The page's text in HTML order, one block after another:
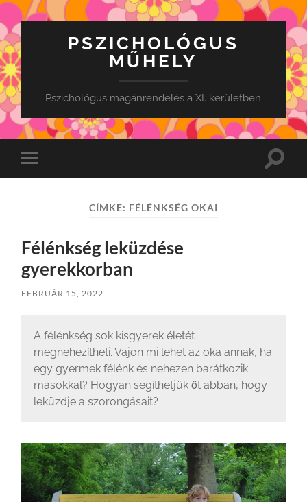
PSZICHOLÓGUS
MŰHELY
Pszichológus magánrendelés a XI. kerületben
Toggle
mobile
Toggle
CÍMKE: FÉLÉNKSÉG OKAI
Félénkség leküzdése
gyerekkorban
FEBRUÁR 15, 2022
A félénkség sok kisgyerek életét
megnehezítheti. Vajon mi lehet az oka annak, ha
egy gyermek félénk és nehezen barátkozik
másokkal? Hogyan segíthetjük őt abban, hogy
leküzdje a szorongásait?